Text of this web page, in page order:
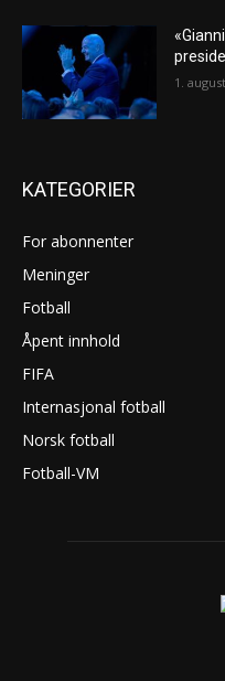
1.
KATEGORIER
For abonnenter
Meninger
Fotball
Åpent innhold
FIFA
Internasjonal fotball
Norsk fotball
Fotball-VM